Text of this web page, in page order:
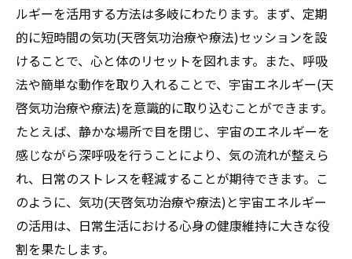
ルギーを活用する方法は多岐にわたります。まず、定期
的に短時間の気功(天啓気功治療や療法)セッションを設
けることで、心と体のリセットを図れます。また、呼吸
法や簡単な動作を取り入れることで、宇宙エネルギー(天
啓気功治療や療法)を意識的に取り込むことができます。
たとえば、静かな場所で目を閉じ、宇宙のエネルギーを
感じながら深呼吸を行うことにより、気の流れが整えら
れ、日常のストレスを軽減することが期待できます。こ
のように、気功(天啓気功治療や療法)と宇宙エネルギー
の活用は、日常生活における心身の健康維持に大きな役
割を果たします。